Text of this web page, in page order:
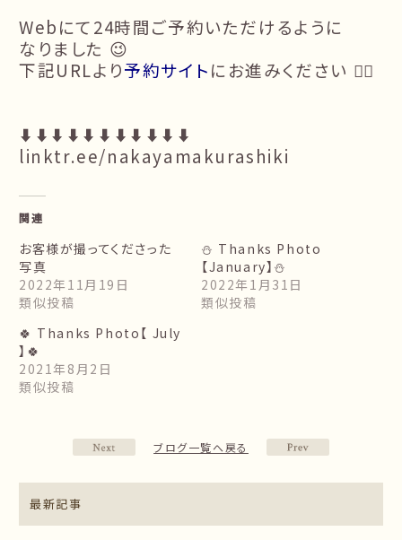
Webにて24時間ご予約いただけるように
なりました 😉
下記URLより予約サイトにお進みください 🙇‍♀️
⬇️⬇️⬇️⬇️⬇️⬇️⬇️⬇️⬇️⬇️⬇️
linktr.ee/nakayamakurashiki
関連
お客様が撮ってくださった
写真
2022年11月19日
類似投稿
⛄️ Thanks Photo
【January】⛄️
2022年1月31日
類似投稿
🍀 Thanks Photo【 July
】🍀
2021年8月2日
類似投稿
ブログ一覧へ戻る
最新記事